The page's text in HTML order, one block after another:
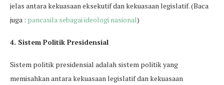
jelas antara kekuasaan eksekutif dan kekuasaan legislatif. (Baca
juga : pancasila sebagai ideologi nasional)
4. Sistem Politik Presidensial
Sistem politik presidensial adalah sistem politik yang
memisahkan antara kekuasaan legislatif dan kekuasaan